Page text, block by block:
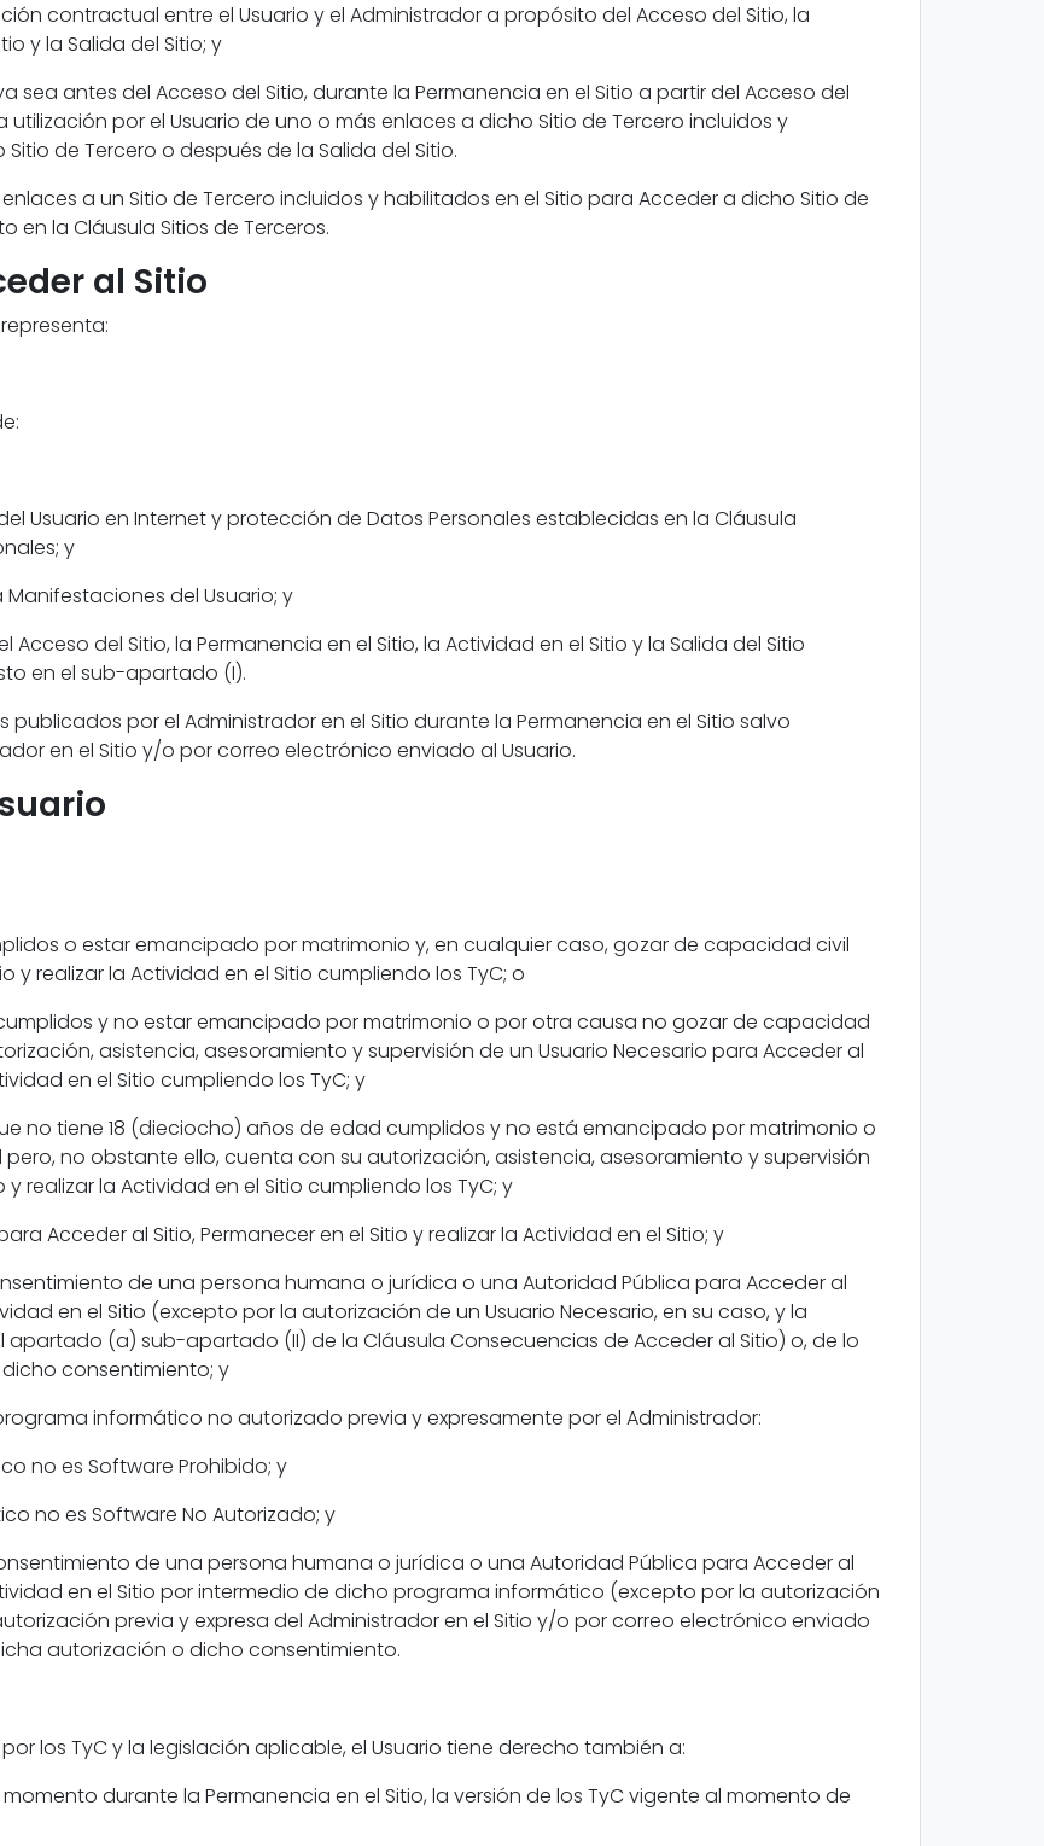
contractual entre el Usuario y el Administrador a propósito del Acceso del Sitio, la
y la Salida del Sitio; y
sea antes del Acceso del Sitio, durante la Permanencia en el Sitio a partir del Acceso del
por el Usuario de uno o más enlaces a dicho Sitio de Tercero incluidos y
de Tercero o después de la Salida del Sitio.
a un Sitio de Tercero incluidos y habilitados en el Sitio para Acceder a dicho Sitio de
en la Cláusula Sitios de Terceros.
al Sitio
Usuario en Internet y protección de Datos Personales establecidas en la Cláusula
y
del Usuario; y
del Sitio, la Permanencia en el Sitio, la Actividad en el Sitio y la Salida del Sitio
en el sub-apartado (I).
publicados por el Administrador en el Sitio durante la Permanencia en el Sitio salvo
en el Sitio y/o por correo electrónico enviado al Usuario.
o estar emancipado por matrimonio y, en cualquier caso, gozar de capacidad civil
y realizar la Actividad en el Sitio cumpliendo los TyC; o
y no estar emancipado por matrimonio o por otra causa no gozar de capacidad
asistencia, asesoramiento y supervisión de un Usuario Necesario para Acceder al
en el Sitio cumpliendo los TyC; y
no tiene 18 (dieciocho) años de edad cumplidos y no está emancipado por matrimonio o
no obstante ello, cuenta con su autorización, asistencia, asesoramiento y supervisión
realizar la Actividad en el Sitio cumpliendo los TyC; y
Acceder al Sitio, Permanecer en el Sitio y realizar la Actividad en el Sitio; y
de una persona humana o jurídica o una Autoridad Pública para Acceder al
en el Sitio (excepto por la autorización de un Usuario Necesario, en su caso, y la
(a) sub-apartado (II) de la Cláusula Consecuencias de Acceder al Sitio) o, de lo
consentimiento; y
informático no autorizado previa y expresamente por el Administrador:
no es Software Prohibido; y
no es Software No Autorizado; y
de una persona humana o jurídica o una Autoridad Pública para Acceder al
en el Sitio por intermedio de dicho programa informático (excepto por la autorización
previa y expresa del Administrador en el Sitio y/o por correo electrónico enviado
autorización o dicho consentimiento.
los TyC y la legislación aplicable, el Usuario tiene derecho también a:
durante la Permanencia en el Sitio, la versión de los TyC vigente al momento de